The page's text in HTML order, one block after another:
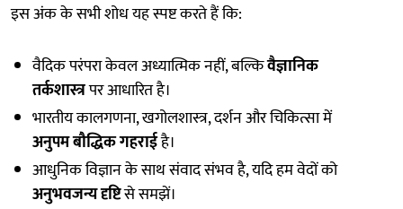
इस अंक के सभी शोध यह स्पष्ट करते हैं कि:
वैदिक परंपरा केवल अध्यात्मिक नहीं, बल्किवैज्ञानिक
तर्कशास्त्रपर आधारित है।
भारतीय कालगणना, खगोलशास्त्र, दर्शन और चिकित्सा में
अनुपम बौद्धिक गहराईहै।
आधुनिक विज्ञान के साथ संवाद संभव है, यदि हम वेदों को
अनुभवजन्य दृष्टिसे समझें।